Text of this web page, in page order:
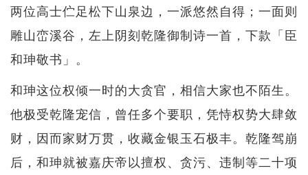
两位高士伫足松下山泉边，一派悠然自得；一面则
雕山峦溪谷，左上阴刻乾隆御制诗一首，下款「臣
和珅敬书」。
和珅这位权倾一时的大贪官，相信大家也不陌生。
他极受乾隆宠信，曾任多个要职，凭恃权势大肆敛
财，因而家财万贯，收藏金银玉石极丰。乾隆驾崩
后，和珅就被嘉庆帝以擅权、贪污、违制等二十项